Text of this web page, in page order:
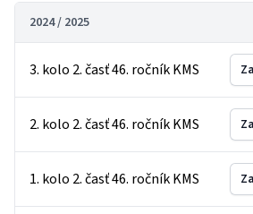
2024 / 2025
3. kolo 2. časť 46. ročník KMS
2. kolo 2. časť 46. ročník KMS
1. kolo 2. časť 46. ročník KMS